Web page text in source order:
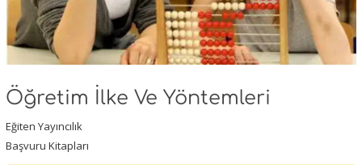
Öğretim İlke Ve Yöntemleri
Eğiten Yayıncılık
Başvuru Kitapları